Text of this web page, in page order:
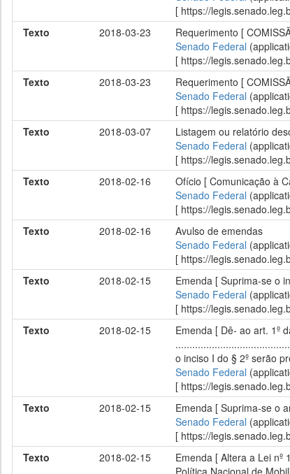
[ https://
Texto
2018-03-23
Requerimento [
Senado Federal
[ https://
Texto
2018-03-23
Requerimento [
Senado Federal
[ https://
Texto
2018-03-07
Listagem ou relatório
Senado Federal
[ https://
Texto
2018-02-16
Ofício [ Comunicação à
Senado Federal
[ https://
Texto
2018-02-16
Avulso de emendas
Senado Federal
[ https://
Texto
2018-02-15
Emenda [ Suprima-se o
Senado Federal
[ https://
Texto
2018-02-15
Emenda [ Dê- ao art. 1º
o inciso I do § 2º serão
Senado Federal
[ https://
Texto
2018-02-15
Emenda [ Suprima-se o
Senado Federal
[ https://
Texto
2018-02-15
Emenda [ Altera a Lei
Política Nacional de